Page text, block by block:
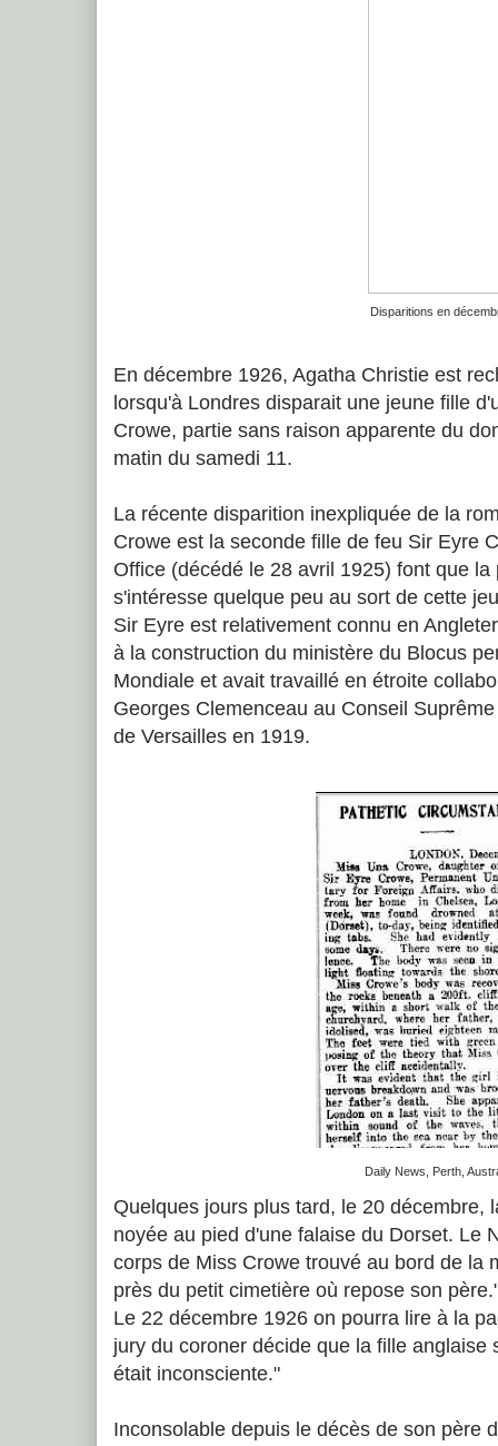
Disparitions en
En décembre 1926, Agatha Christie est
lorsqu'à Londres disparait une jeune fille
Crowe, partie sans raison apparente du
matin du samedi 11.
La récente disparition inexpliquée de la
Crowe est la seconde fille de feu Sir Eyre
Office (décédé le 28 avril 1925) font que
s'intéresse quelque peu au sort de cette
Sir Eyre est relativement connu en
à la construction du ministère du Blocus
Mondiale et avait travaillé en étroite
Georges Clemenceau au Conseil
de Versailles en 1919.
Daily News, Perth,
Quelques jours plus tard, le 20 décembre,
noyée au pied d'une falaise du Dorset. Le
corps de Miss Crowe trouvé au bord de la
près du petit cimetière où repose son
Le 22 décembre 1926 on pourra lire à la
jury du coroner décide que la fille anglaise
était inconsciente."
Inconsolable depuis le décès de son père